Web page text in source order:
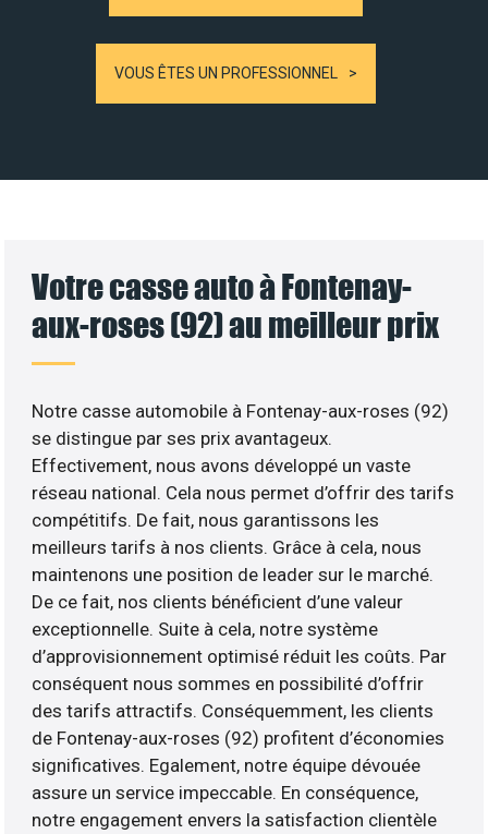
VOUS ÊTES UN PROFESSIONNEL
Votre casse auto à Fontenay-
aux-roses (92) au meilleur prix
Notre casse automobile à Fontenay-aux-roses (92)
se distingue par ses prix avantageux.
Effectivement, nous avons développé un vaste
réseau national. Cela nous permet d’offrir des tarifs
compétitifs. De fait, nous garantissons les
meilleurs tarifs à nos clients. Grâce à cela, nous
maintenons une position de leader sur le marché.
De ce fait, nos clients bénéficient d’une valeur
exceptionnelle. Suite à cela, notre système
d’approvisionnement optimisé réduit les coûts. Par
conséquent nous sommes en possibilité d’offrir
des tarifs attractifs. Conséquemment, les clients
de Fontenay-aux-roses (92) profitent d’économies
significatives. Egalement, notre équipe dévouée
assure un service impeccable. En conséquence,
notre engagement envers la satisfaction clientèle